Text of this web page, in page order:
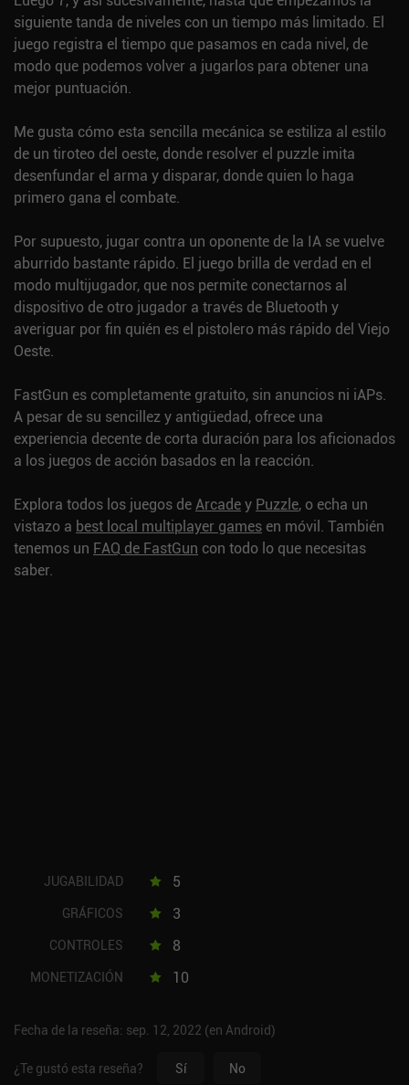
siguiente tanda de niveles con un tiempo más limitado. El
juego registra el tiempo que pasamos en cada nivel, de
modo que podemos volver a jugarlos para obtener una
mejor puntuación.
Me gusta cómo esta sencilla mecánica se estiliza al estilo
de un tiroteo del oeste, donde resolver el puzzle imita
desenfundar el arma y disparar, donde quien lo haga
primero gana el combate.
Por supuesto, jugar contra un oponente de la IA se vuelve
aburrido bastante rápido. El juego brilla de verdad en el
modo multijugador, que nos permite conectarnos al
dispositivo de otro jugador a través de Bluetooth y
averiguar por fin quién es el pistolero más rápido del Viejo
Oeste.
FastGun es completamente gratuito, sin anuncios ni iAPs.
A pesar de su sencillez y antigüedad, ofrece una
experiencia decente de corta duración para los aficionados
a los juegos de acción basados en la reacción.
Explora todos los juegos deArcadey Puzzle, o echa un
vistazo a best local multiplayer games en móvil. También
tenemos un FAQ de FastGun con todo lo que necesitas
saber.
JUGABILIDAD 5
GRÁFICOS 3
CONTROLES 8
MONETIZACIÓN 10
Fecha de la reseña: sep. 12, 2022 (en Android)
¿Te gustó esta reseña? Sí No